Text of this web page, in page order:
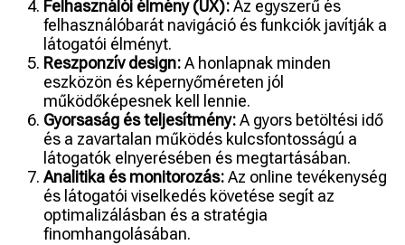
Felhasználói élmény (UX):Az egyszerű és
felhasználóbarát navigáció és funkciók javítják a
látogatói élményt.
Reszponzív design:A honlapnak minden
eszközön és képernyőméreten jól
működőképesnek kell lennie.
Gyorsaság és teljesítmény:A gyors betöltési idő
és a zavartalan működés kulcsfontosságú a
látogatók elnyerésében és megtartásában.
Analitika és monitorozás:Az online tevékenység
és látogatói viselkedés követése segít az
optimalizálásban és a stratégia
finomhangolásában.